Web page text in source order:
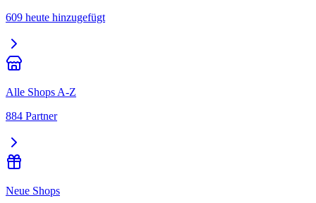
609 heute hinzugefügt
Alle Shops A-Z
884 Partner
Neue Shops